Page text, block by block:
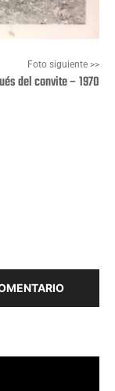
Foto siguiente >>
del convite – 1970